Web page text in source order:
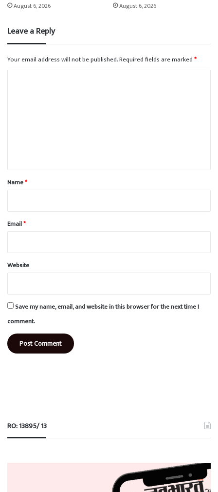
August 6, 2026 August 6, 2026
Leave a Reply
Your email address will not be published.Required fields are marked*
*
Name*
Email*
Website
Save my name, email, and website in this browser for the next time I
comment.
RO: 13895/ 13